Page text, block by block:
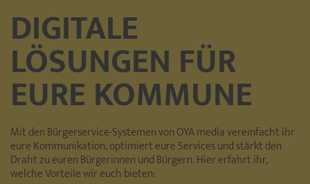
DIGITALE
LÖSUNGEN FÜR
EURE KOMMUNE
Mit den Bürgerservice-Systemen von OYA media vereinfacht ihr
eure Kommunikation, optimiert eure Services und stärkt den
Draht zu euren Bürgerinnen und Bürgern. Hier erfahrt ihr,
welche Vorteile wir euch bieten: